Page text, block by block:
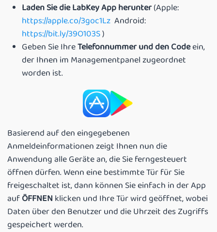
Laden Sie die LabKey App herunter(Apple:
https://apple.co/3goc1Lz Android:
https://bit.ly/39O103S)
Geben Sie IhreTelefonnummer und den Codeein,
der Ihnen im Managementpanel zugeordnet
worden ist.
Basierend auf den eingegebenen
Anmeldeinformationen zeigt Ihnen nun die
Anwendung alle Geräte an, die Sie ferngesteuert
öffnen dürfen. Wenn eine bestimmte Tür für Sie
freigeschaltet ist, dann können Sie einfach in der App
aufÖFFNEN klicken und Ihre Tür wird geöffnet, wobei
Daten über den Benutzer und die Uhrzeit des Zugriffs
gespeichert werden.